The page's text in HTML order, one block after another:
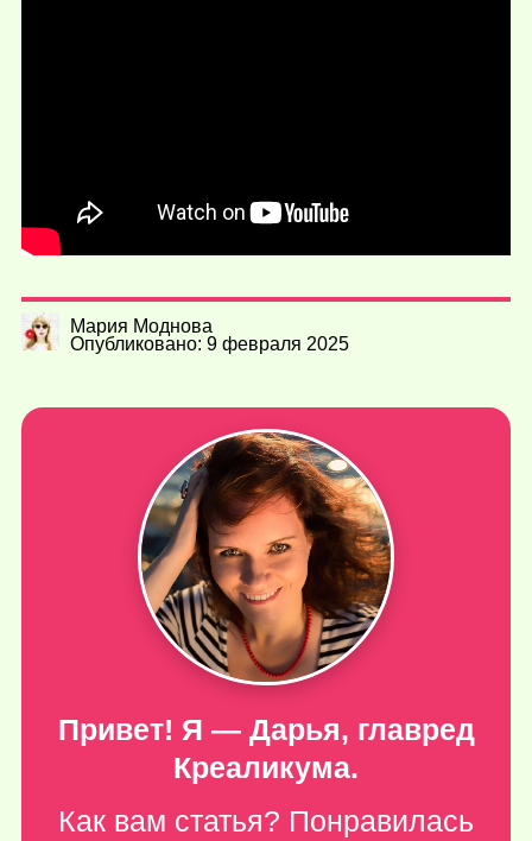
Мария Моднова
Опубликовано: 9 февраля 2025
Привет! Я — Дарья, главред
Креаликума.
Как вам статья? Понравилась